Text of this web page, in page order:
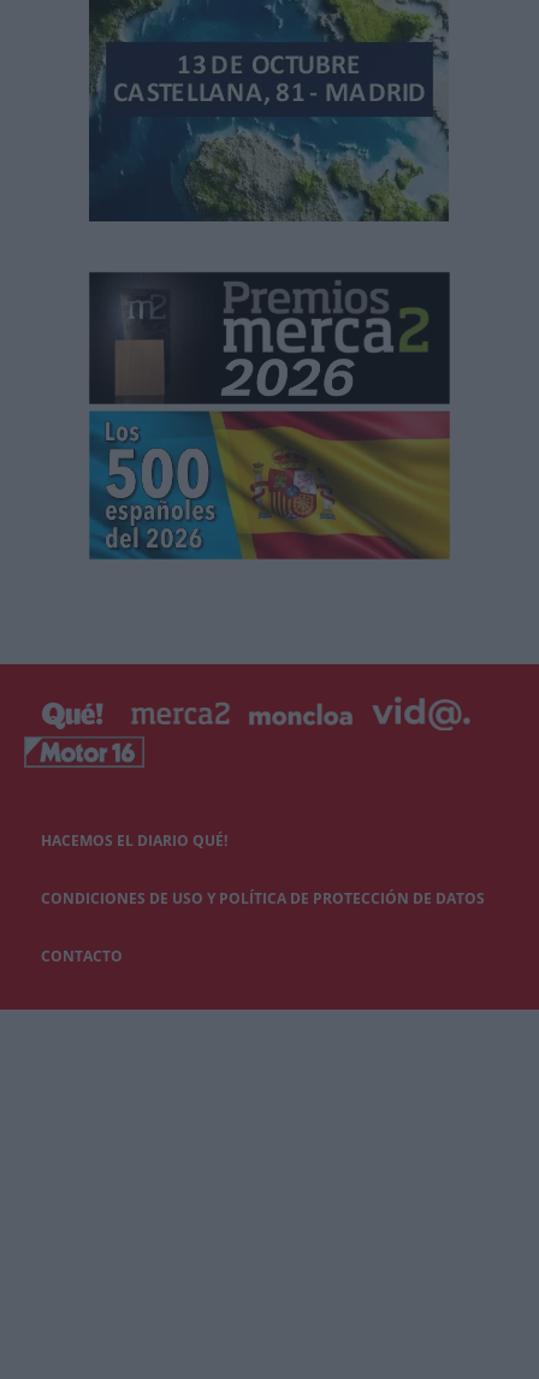
HACEMOS EL DIARIO QUÉ!
CONDICIONES DE USO Y POLÍTICA DE PROTECCIÓN DE DATOS
CONTACTO